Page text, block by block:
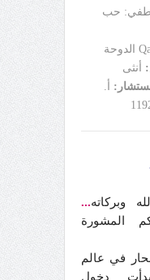
حب
قطر Qatar الدوحة
أنثى
وبركاته...
المشورة
في عالم
دخول